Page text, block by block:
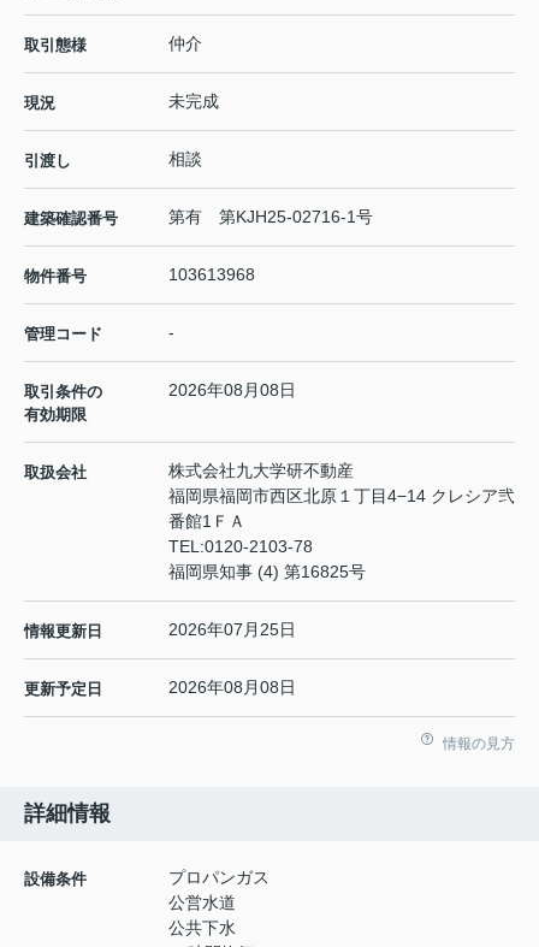
取引態様 仲介
現況 未完成
引渡し 相談
建築確認番号 第有 第KJH25-02716-1号
物件番号 103613968
管理コード -
取引条件の
有効期限
2026年08月08日
取扱会社
株式会社九大学研不動産
福岡県福岡市西区北原１丁目4−14 クレシア弐
番館1ＦＡ
TEL:0120-2103-78
福岡県知事 (4) 第16825号
情報更新日 2026年07月25日
更新予定日 2026年08月08日
情報の見方
詳細情報
設備条件
プロパンガス
公営水道
公共下水